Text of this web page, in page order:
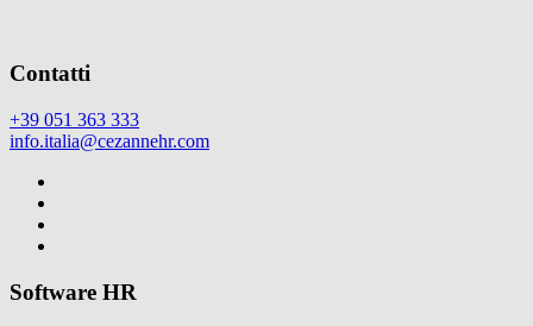
Contatti
+39 051 363 333
info.italia@cezannehr.com
Software HR